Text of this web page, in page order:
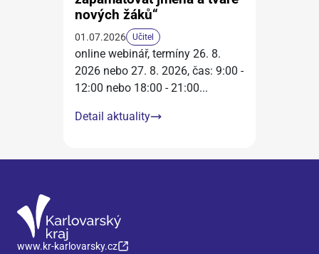
nových žáků“
01.07.2026 Učitel
online webinář, termíny 26. 8.
2026 nebo 27. 8. 2026, čas: 9:00 -
12:00 nebo 18:00 - 21:00...
Detail aktuality
www.kr-karlovarsky.cz